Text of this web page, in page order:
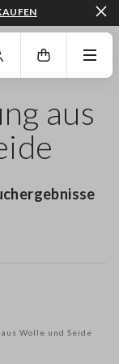
DER SEITE
aus
Wolle und Seide